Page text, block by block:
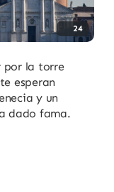
24
por la torre
esperan
y un
dado fama.